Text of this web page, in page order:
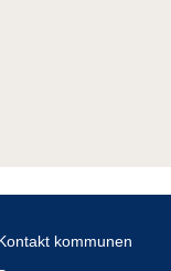
kommunen